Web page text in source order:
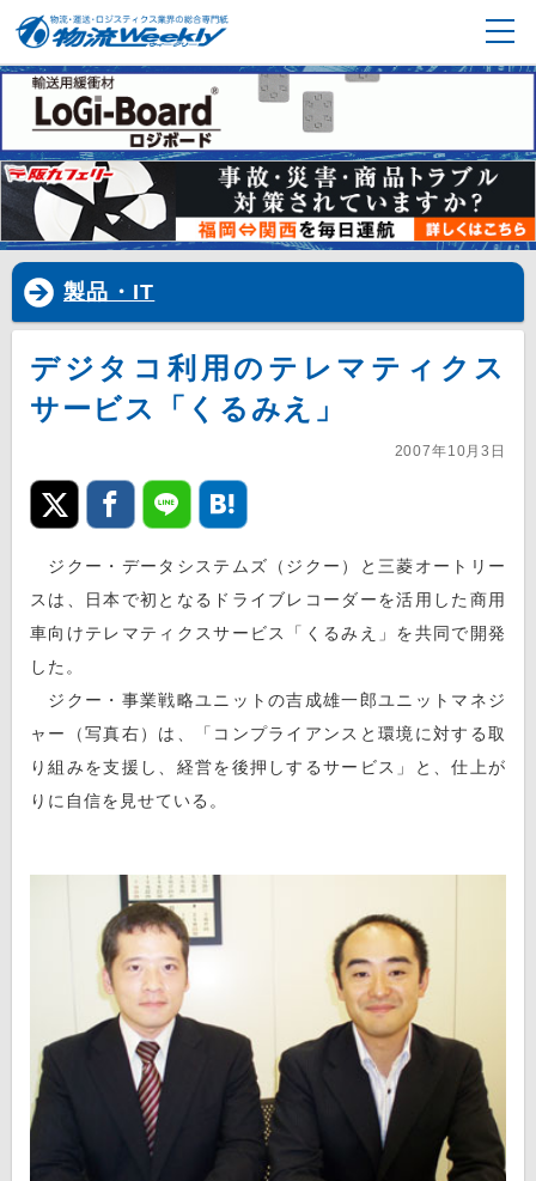
製品・IT
デジタコ利用のテレマティクス
サービス「くるみえ」
2007年10月3日
ジクー・データシステムズ（ジクー）と三菱オートリー
スは、日本で初となるドライブレコーダーを活用した商用
車向けテレマティクスサービス「くるみえ」を共同で開発
した。
ジクー・事業戦略ユニットの吉成雄一郎ユニットマネジ
ャー（写真右）は、「コンプライアンスと環境に対する取
り組みを支援し、経営を後押しするサービス」と、仕上が
りに自信を見せている。